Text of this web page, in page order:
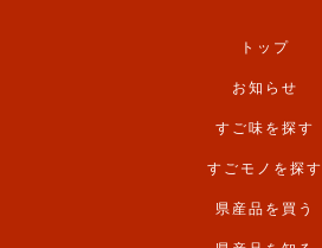
トップ
お知らせ
すご味を探す
すごモノを探す
県産品を買う